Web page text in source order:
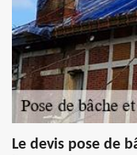
Le devis pose de